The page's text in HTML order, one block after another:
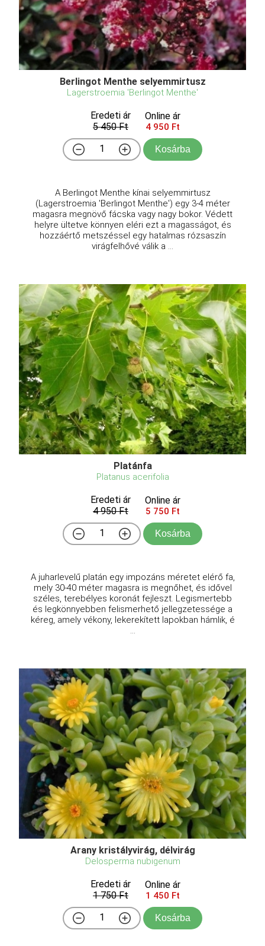
Berlingot Menthe selyemmirtusz
Lagerstroemia 'Berlingot Menthe'
Eredeti ár
5 450 Ft
Online ár
4 950 Ft
Kosárba
A Berlingot Menthe kínai selyemmirtusz
(Lagerstroemia 'Berlingot Menthe') egy 3-4 méter
magasra megnövő fácska vagy nagy bokor. Védett
helyre ültetve könnyen eléri ezt a magasságot, és
hozzáértő metszéssel egy hatalmas rózsaszín
virágfelhővé válik a ...
Platánfa
Platanus acerifolia
Eredeti ár
4 950 Ft
Online ár
5 750 Ft
Kosárba
A juharlevelű platán egy impozáns méretet elérő fa,
mely 30-40 méter magasra is megnőhet, és idővel
széles, terebélyes koronát fejleszt. Legismertebb
és legkönnyebben felismerhető jellegzetessége a
kéreg, amely vékony, lekerekített lapokban hámlik, é
...
Arany kristályvirág, délvirág
Delosperma nubigenum
Eredeti ár
1 750 Ft
Online ár
1 450 Ft
Kosárba